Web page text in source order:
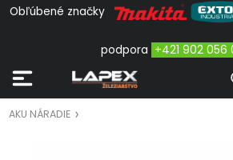
Obľúbené značky
podpora +421 902 056
AKU NÁRADIE